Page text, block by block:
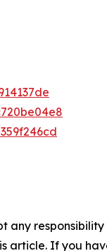
any
article. If you